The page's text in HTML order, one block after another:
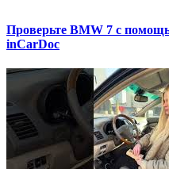
Проверьте BMW 7 с
inCarDoc